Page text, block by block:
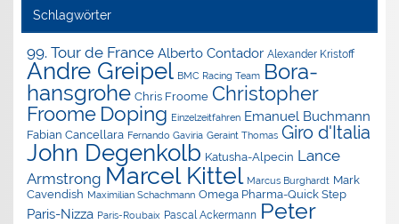
Schlagwörter
99. Tour de France Alberto Contador Alexander Kristoff
Andre Greipel BMC Racing Team Bora-
hansgrohe Chris Froome Christopher
Froome Doping Einzelzeitfahren Emanuel Buchmann
Fabian Cancellara Fernando Gaviria Geraint Thomas Giro d'Italia
John Degenkolb Katusha-Alpecin Lance
Armstrong Marcel Kittel Marcus Burghardt Mark
Cavendish Maximilian Schachmann Omega Pharma-Quick Step
Paris-Nizza Paris-Roubaix Pascal Ackermann Peter